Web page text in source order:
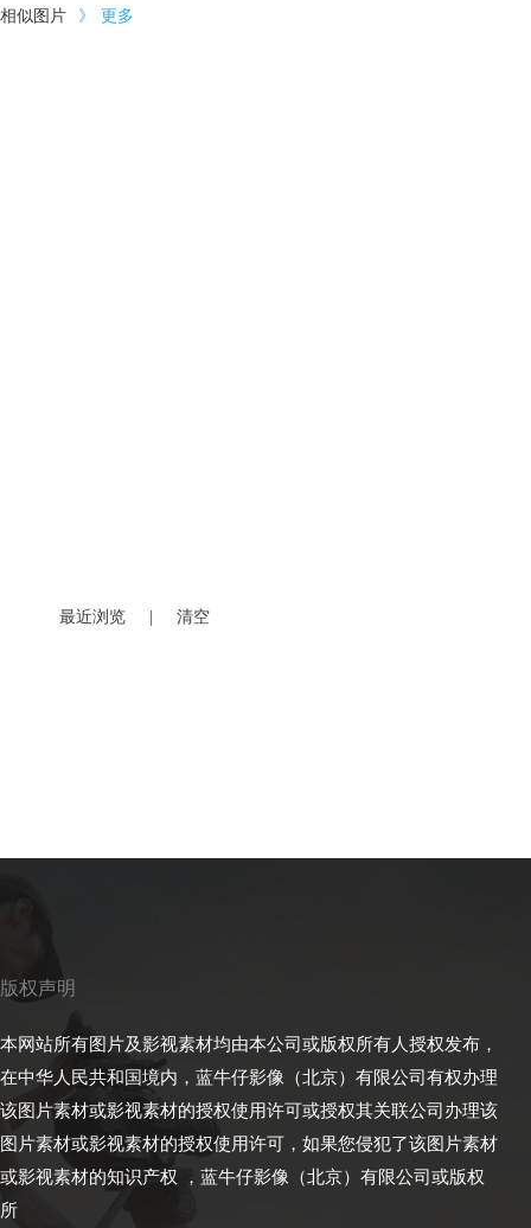
相似图片 》 更多
最近浏览 清空
版权声明
本网站所有图片及影视素材均由本公司或版权所有人授权发布，
在中华人民共和国境内，蓝牛仔影像（北京）有限公司有权办理
该图片素材或影视素材的授权使用许可或授权其关联公司办理该
图片素材或影视素材的授权使用许可，如果您侵犯了该图片素材
或影视素材的知识产权 ，蓝牛仔影像（北京）有限公司或版权
所